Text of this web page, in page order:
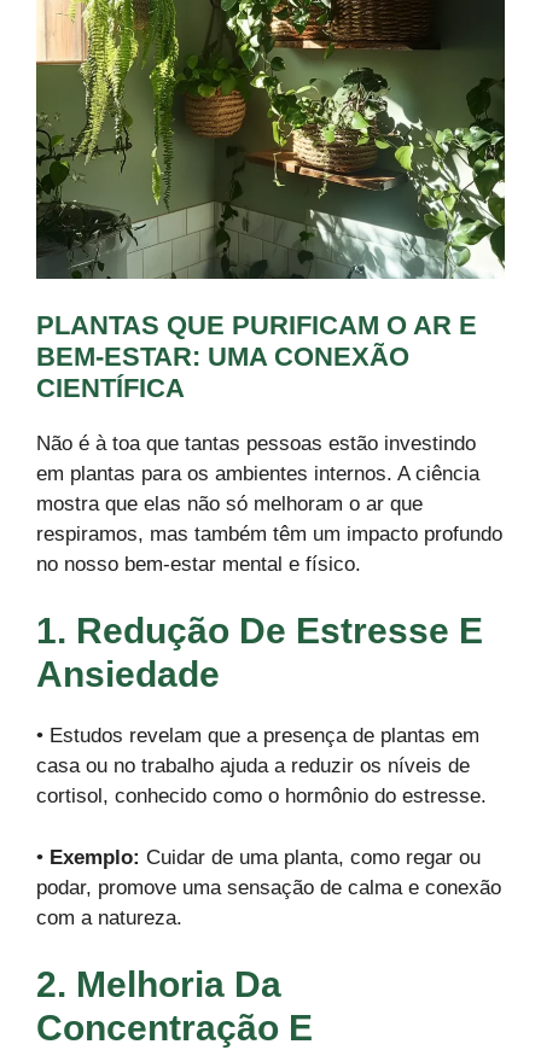
PLANTAS QUE PURIFICAM O AR E
BEM-ESTAR: UMA CONEXÃO
CIENTÍFICA
Não é à toa que tantas pessoas estão investindo
em plantas para os ambientes internos. A ciência
mostra que elas não só melhoram o ar que
respiramos, mas também têm um impacto profundo
no nosso bem-estar mental e físico.
1. Redução De Estresse E
Ansiedade
• Estudos revelam que a presença de plantas em
casa ou no trabalho ajuda a reduzir os níveis de
cortisol, conhecido como o hormônio do estresse.
• Exemplo: Cuidar de uma planta, como regar ou
podar, promove uma sensação de calma e conexão
com a natureza.
2. Melhoria Da
Concentração E